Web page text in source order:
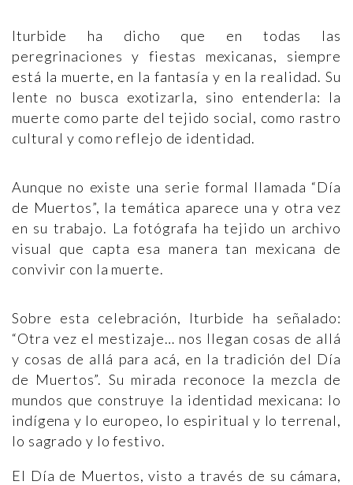
Iturbide ha dicho que en todas las
peregrinaciones y fiestas mexicanas, siempre
está la muerte, en la fantasía y en la realidad. Su
lente no busca exotizarla, sino entenderla: la
muerte como parte del tejido social, como rastro
cultural y como reflejo de identidad.
Aunque no existe una serie formal llamada “Día
de Muertos”, la temática aparece una y otra vez
en su trabajo. La fotógrafa ha tejido un archivo
visual que capta esa manera tan mexicana de
convivir con la muerte.
Sobre esta celebración, Iturbide ha señalado:
“Otra vez el mestizaje… nos llegan cosas de allá
y cosas de allá para acá, en la tradición del Día
de Muertos”. Su mirada reconoce la mezcla de
mundos que construye la identidad mexicana: lo
indígena y lo europeo, lo espiritual y lo terrenal,
lo sagrado y lo festivo.
El Día de Muertos, visto a través de su cámara,